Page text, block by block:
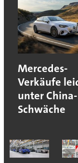
Mercedes-
Verkäufe
unter China-
Schwäche